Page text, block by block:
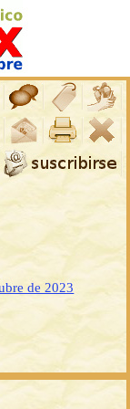
de 2023